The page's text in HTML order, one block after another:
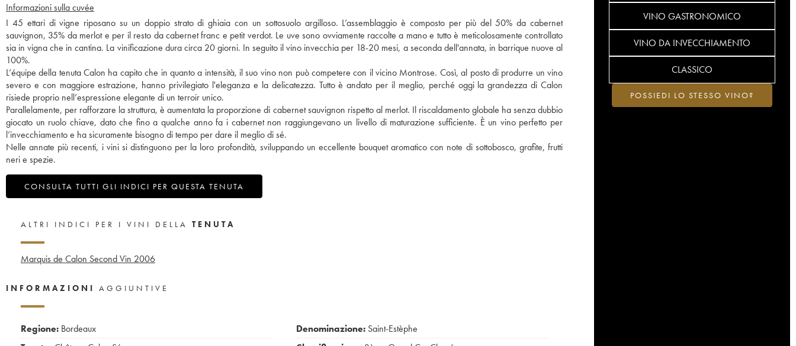
Informazioni sulla cuvée
I 45 ettari di vigne riposano su un doppio strato di ghiaia con un sottosuolo argilloso. L’assemblaggio è composto per più del 50% da cabernet
sauvignon, 35% da merlot e per il resto da cabernet franc e petit verdot. Le uve sono ovviamente raccolte a mano e tutto è meticolosamente controllato
sia in vigna che in cantina. La vinificazione dura circa 20 giorni. In seguito il vino invecchia per 18-20 mesi, a seconda dell'annata, in barrique nuove al
100%.
L’équipe della tenuta Calon ha capito che in quanto a intensità, il suo vino non può competere con il vicino Montrose. Così, al posto di produrre un vino
severo e con maggiore estrazione, hanno privilegiato l'eleganza e la delicatezza. Tutto è andato per il meglio, perché oggi la grandezza di Calon
risiede proprio nell’espressione elegante di un terroir unico.
Parallelamente, per rafforzare la struttura, è aumentata la proporzione di cabernet sauvignon rispetto al merlot. Il riscaldamento globale ha senza dubbio
giocato un ruolo chiave, dato che fino a qualche anno fa i cabernet non raggiungevano un livello di maturazione sufficiente. È un vino perfetto per
l’invecchiamento e ha sicuramente bisogno di tempo per dare il meglio di sé.
Nelle annate più recenti, i vini si distinguono per la loro profondità, sviluppando un eccellente bouquet aromatico con note di sottobosco, grafite, frutti
neri e spezie.
CONSULTA TUTTI GLI INDICI PER QUESTA TENUTA
VINO GASTRONOMICO
VINO DA INVECCHIAMENTO
CLASSICO
POSSIEDI LO STESSO VINO?
ALTRI INDICI PER I VINI DELLA TENUTA
Marquis de Calon Second Vin 2006
INFORMAZIONI AGGIUNTIVE
Regione: Bordeaux
Denominazione: Saint-Estèphe